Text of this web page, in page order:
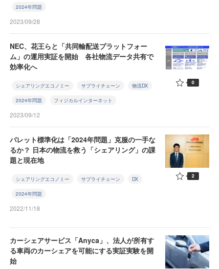
2024年問題
2023/09/28
NEC、花王らと「共同輸配送プラットフォー
ム」の運用実証を開始 各社物流データ共有で
効率化へ
シェアリングエコノミー サプライチェーン 物流DX
2024年問題 フィジカルインターネット
2023/09/12
0
パレット標準化は「2024年問題」克服の一手な
るか？ 日本の物流を救う「シェアリング」の課
題と現在地
シェアリングエコノミー サプライチェーン DX
2024年問題
2022/11/18
2
カーシェアサービス「Anyca」、法人が所有す
る車両のカーシェアを可能にする実証実験を開
始